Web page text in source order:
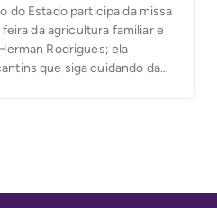
do Estado participa da missa
da agricultura familiar e
Rodrigues; ela
que siga cuidando das